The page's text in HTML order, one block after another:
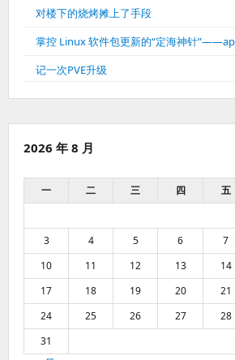
对楼下的烧烤摊上了手段
掌控 Linux 软件包更新的“定海神针
记一次PVE升级
2026 年 8 月
一 二 三 四 五
3
4 5 6 7
10
11 12 13 14
17
18 19 20 21
24
25 26 27 28
31